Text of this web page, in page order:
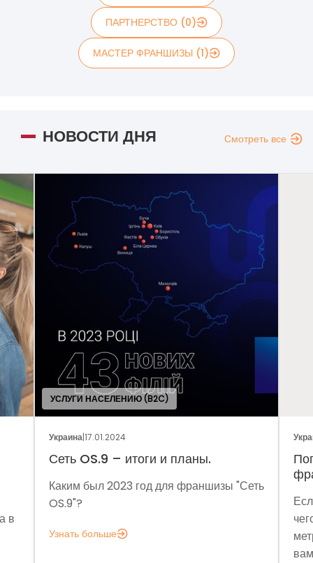
ПАРТНЕРСТВО (0)
МАСТЕР ФРАНШИЗЫ (1)
НОВОСТИ ДНЯ Смотреть все
в
УСЛУГИ НАСЕЛЕНИЮ (B2C)
Украина|17.01.2024
Сеть OS.9 – итоги и планы.
Каким был 2023 год для франшизы "Сеть
OS.9"?
Узнать больше